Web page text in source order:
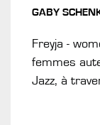
GABY
Freyja -
femmes
Jazz, à